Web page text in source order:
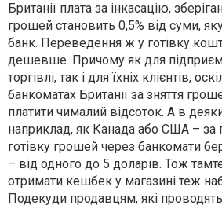
Британії плата за інкасацію,
грошей становить 0,5% від суми,
банк. Переведення ж у готівку
дешевше. Причому як для
торгівлі, так і для їхніх клієнтів,
банкоматах Британії за зняття
платити чималий відсоток. А в
наприклад, як Канада або США – за
готівку грошей через банкомати
– від одного до 5 доларів. Тож
отримати кешбек у магазині теж
Подекуди продавцям, які